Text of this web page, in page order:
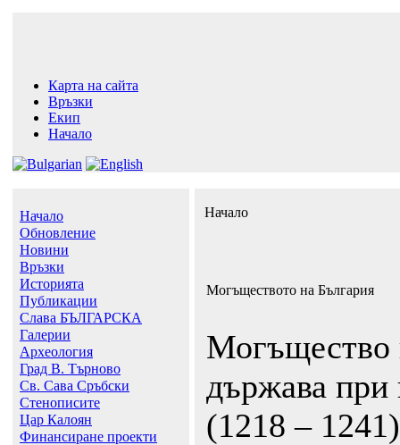
Карта на сайта
Връзки
Екип
Начало
Начало
Обновление
Новини
Връзки
Историята
Публикации
Слава БЪЛГАРСКА
Галерии
Археология
Град В. Търново
Св. Сава Сръбски
Стенописите
Цар Калоян
Финансиране проекти
Начало
Могъществото на България
Могъщество
държава при
(1218 – 1241)